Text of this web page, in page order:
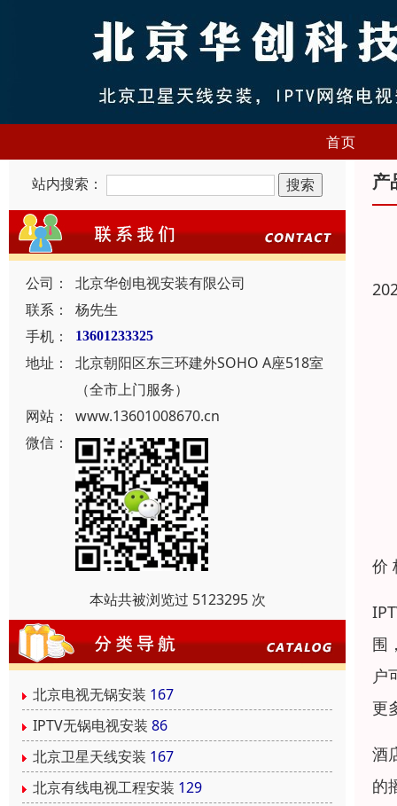
首页
站内搜索：
公司：
北京华创电视安装有限公司
联系：
杨先生
手机：
13601233325
地址：
北京朝阳区东三环建外SOHO A座518室
（全市上门服务）
网站：
www.13601008670.cn
微信：
本站共被浏览过 5123295 次
北京电视无锅安装 167
IPTV无锅电视安装 86
北京卫星天线安装 167
北京有线电视工程安装 129
产
价
围
户
更
酒
的